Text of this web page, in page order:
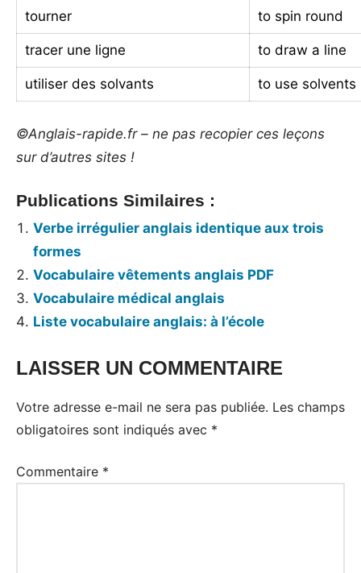
tourner to spin round
tracer une ligne to draw a line
utiliser des solvants to use solvents
©Anglais-rapide.fr – ne pas recopier ces leçons
sur d’autres sites !
Publications Similaires :
Verbe irrégulier anglais identique aux trois
formes
Vocabulaire vêtements anglais PDF
Vocabulaire médical anglais
Liste vocabulaire anglais: à l’école
Tags:
LAISSER UN COMMENTAIRE
Votre adresse e-mail ne sera pas publiée. Les champs
obligatoires sont indiqués avec *
Commentaire *